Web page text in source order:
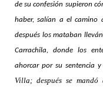
de su confesión supieron
haber, salían a el camino
después los mataban
Carrachila, donde los
ahorcar por su sentencia
Villa; después se